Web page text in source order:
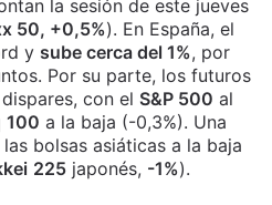
la sesión de este jueves
50, +0,5%). En España, el
y sube cerca del 1%, por
Por su parte, los futuros
con el S&P 500 al
100 a la baja (-0,3%). Una
bolsas asiáticas a la baja
225 japonés, -1%).